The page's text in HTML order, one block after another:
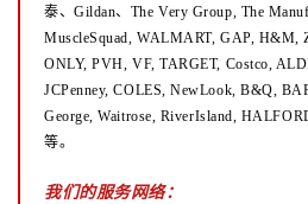
泰、Gildan、The Very Group, The
MuscleSquad, WALMART, GAP,
ONLY, PVH, VF, TARGET, Costco,
JCPenney, COLES, NewLook, B&Q,
George, Waitrose, RiverIsland,
等。
我们的服务网络：